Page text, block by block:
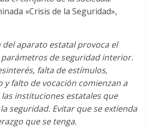
«Crisis de la Seguridad»,
del aparato estatal provoca el
de seguridad interior.
falta de estímulos,
y falto de vocación comienzan a
instituciones estatales que
seguridad. Evitar que se extienda
que se tenga.